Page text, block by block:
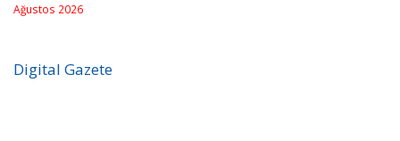
Ağustos 2026
Digital Gazete